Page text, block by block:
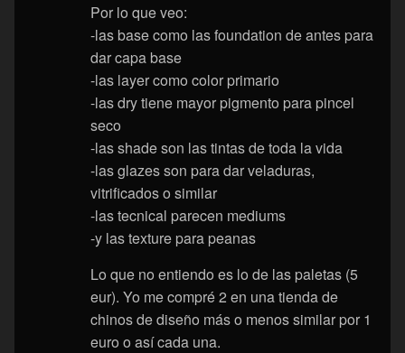
Por lo que veo:
-las base como las foundation de antes para
dar capa base
-las layer como color primario
-las dry tiene mayor pigmento para pincel
seco
-las shade son las tintas de toda la vida
-las glazes son para dar veladuras,
vitrificados o similar
-las tecnical parecen mediums
-y las texture para peanas
Lo que no entiendo es lo de las paletas (5
eur). Yo me compré 2 en una tienda de
chinos de diseño más o menos similar por 1
euro o así cada una.